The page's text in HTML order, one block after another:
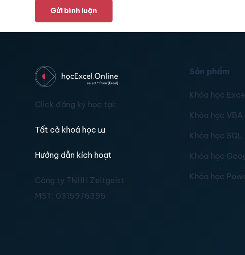
Gửi bình luận
Click đăng ký học tại:
Tất cả khoá học 📖
Hướng dẫn kích hoạt
Công ty TNHH Zeitgeist
MST: 0315976395
Sản phẩm
Khóa học Excel
Khóa học VBA
Khóa học SQL
Khóa học
Khóa học